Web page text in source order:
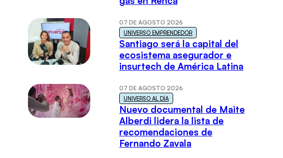
07 DE AGOSTO 2026
UNIVERSO EMPRENDEDOR
Santiago será la capital del
ecosistema asegurador e
insurtech de América Latina
07 DE AGOSTO 2026
UNIVERSO AL DÍA
Nuevo documental de Maite
Alberdi lidera la lista de
recomendaciones de
Fernando Zavala